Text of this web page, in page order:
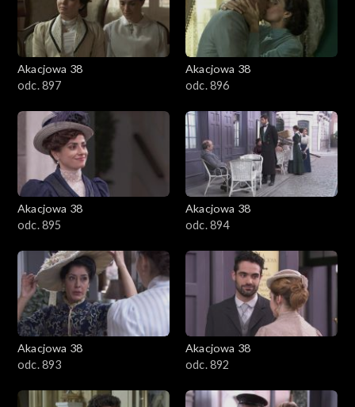
Akacjowa 38
odc. 897
Akacjowa 38
odc. 896
Akacjowa 38
odc. 895
Akacjowa 38
odc. 894
Akacjowa 38
odc. 893
Akacjowa 38
odc. 892